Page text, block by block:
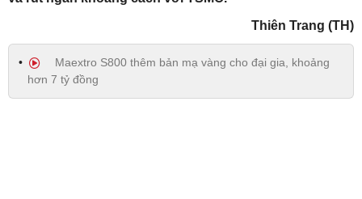
Thiên Trang (TH)
Maextro S800 thêm bản mạ vàng cho đại gia, khoảng
hơn 7 tỷ đồng